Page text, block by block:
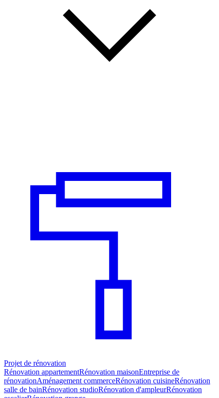
Projet de rénovation
Rénovation appartementRénovation maisonEntreprise de
rénovationAménagement commerceRénovation cuisineRénovation
salle de bainRénovation studioRénovation d'ampleurRénovation